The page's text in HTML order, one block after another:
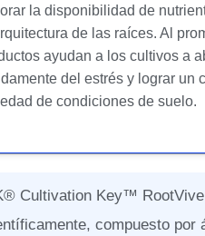
la disponibilidad de
de las raíces. Al
ayudan a los cultivos a
del estrés y lograr un
de condiciones de suelo.
Cultivation Key™
compuesto por